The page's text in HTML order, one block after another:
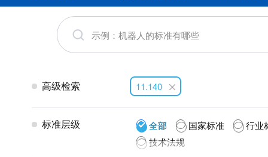
高级检索 11.140
标准层级 全部 国家标准
行业
技术法规